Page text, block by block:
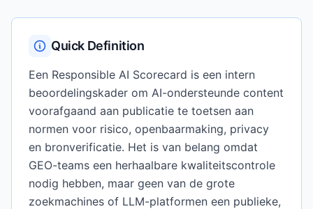
Quick Definition
Een Responsible AI Scorecard is een intern
beoordelingskader om AI-ondersteunde content
voorafgaand aan publicatie te toetsen aan
normen voor risico, openbaarmaking, privacy
en bronverificatie. Het is van belang omdat
GEO-teams een herhaalbare kwaliteitscontrole
nodig hebben, maar geen van de grote
zoekmachines of LLM-platformen een publieke,